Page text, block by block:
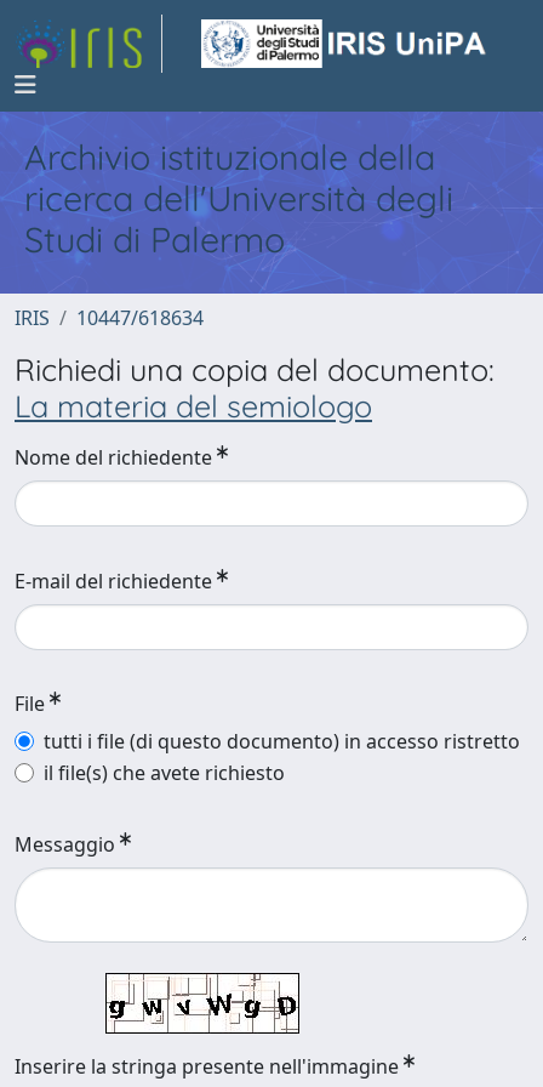
Archivio istituzionale della
ricerca dell'Università degli
Studi di Palermo
IRIS 10447/618634
Richiedi una copia del documento:
La materia del semiologo
Nome del richiedente
E-mail del richiedente
File
tutti i file (di questo documento) in accesso ristretto
il file(s) che avete richiesto
Messaggio
Inserire la stringa presente nell'immagine